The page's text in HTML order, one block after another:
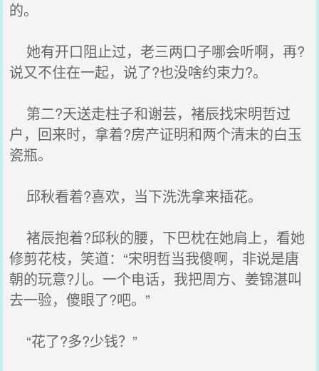
的。
她有开口阻止过，老三两口子哪会听啊，再?
说又不住在一起，说了?也没啥约束力?。
第二?天送走柱子和谢芸，褚辰找宋明哲过
户，回来时，拿着?房产证明和两个清末的白玉
瓷瓶。
邱秋看着?喜欢，当下洗洗拿来插花。
褚辰抱着?邱秋的腰，下巴枕在她肩上，看她
修剪花枝，笑道：“宋明哲当我傻啊，非说是唐
朝的玩意?儿。一个电话，我把周方、姜锦湛叫
去一验，傻眼了?吧。”
“花了?多?少钱？”